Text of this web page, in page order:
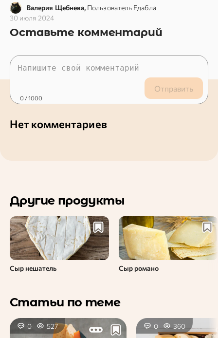
Валерия Щебнева, Пользователь Едабла
30 июля 2024
Оставьте комментарий
Отправить
0 / 1000
Нет комментариев
Другие продукты
Сыр нешатель Сыр романо
Статьи по теме
0 527 0 360